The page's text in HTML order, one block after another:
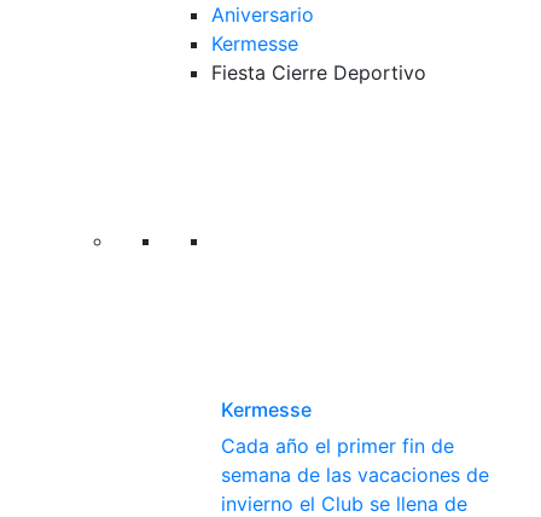
Aniversario
Kermesse
Fiesta Cierre Deportivo
Kermesse
Cada año el primer fin de
semana de las vacaciones de
invierno el Club se llena de